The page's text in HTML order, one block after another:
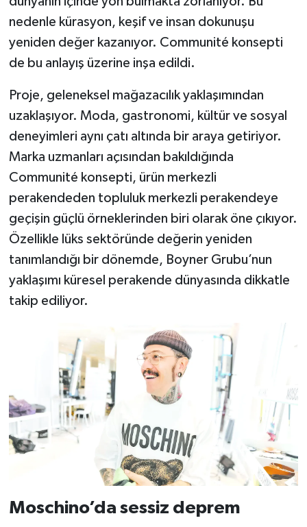
nedenle kürasyon, keşif ve insan dokunuşu
yeniden değer kazanıyor. Communité konsepti
de bu anlayış üzerine inşa edildi.
Proje, geleneksel mağazacılık yaklaşımından
uzaklaşıyor. Moda, gastronomi, kültür ve sosyal
deneyimleri aynı çatı altında bir araya getiriyor.
Marka uzmanları açısından bakıldığında
Communité konsepti, ürün merkezli
perakendeden topluluk merkezli perakendeye
geçişin güçlü örneklerinden biri olarak öne çıkıyor.
Özellikle lüks sektöründe değerin yeniden
tanımlandığı bir dönemde, Boyner Grubu’nun
yaklaşımı küresel perakende dünyasında dikkatle
takip ediliyor.
Moschino’da sessiz deprem